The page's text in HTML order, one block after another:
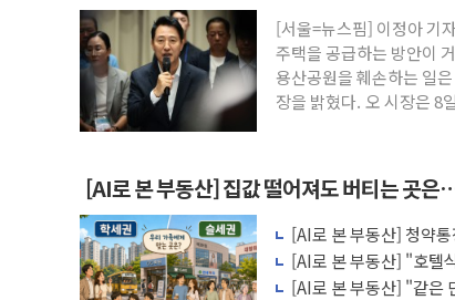
[서울=뉴스핌] 이정아 기
주택을 공급하는 방안이
용산공원을 훼손하는 일
장을 밝혔다. 오 시장은 8
[AI로 본 부동산] 집값 떨어져도 버티는 곳
[AI로 본 부동산] 청약
비용 따져보니
[AI로 본 부동산] "호텔
비스의 속사정
[AI로 본 부동산] "같은